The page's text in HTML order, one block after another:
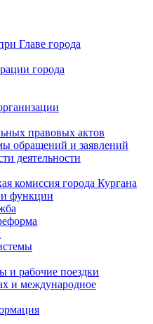
Главе города
города
правовых актов
обращений и заявлений
деятельности
комиссия города Кургана
функции
и рабочие поездки
и международное